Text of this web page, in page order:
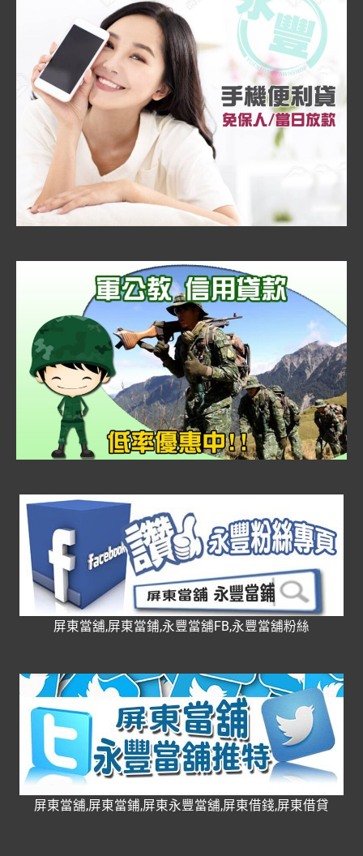
屏東當舖,屏東當鋪,永豐當舖FB,永豐當舖粉絲
屏東當舖,屏東當鋪,屏東永豐當舖,屏東借錢,屏東借貸